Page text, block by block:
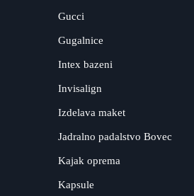
Gucci
Gugalnice
Intex bazeni
Invisalign
Izdelava maket
Jadralno padalstvo Bovec
Kajak oprema
Kapsule